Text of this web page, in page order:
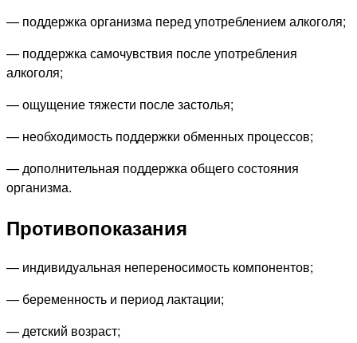
— поддержка организма перед употреблением алкоголя;
— поддержка самочувствия после употребления
алкоголя;
— ощущение тяжести после застолья;
— необходимость поддержки обменных процессов;
— дополнительная поддержка общего состояния
организма.
Противопоказания
— индивидуальная непереносимость компонентов;
— беременность и период лактации;
— детский возраст;